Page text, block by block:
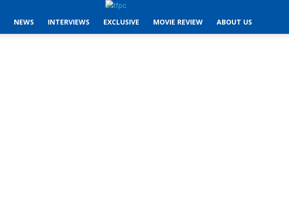
NEWS INTERVIEWS EXCLUSIVE MOVIE REVIEW ABOUT US